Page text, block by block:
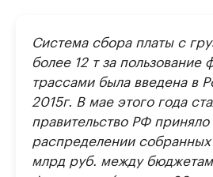
Система сбора платы с
более 12 т за
трассами была введена в
2015г. В мае этого года
правительство РФ
распределении
млрд руб. между